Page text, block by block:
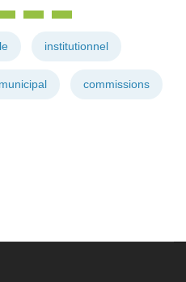
institutionnel
commissions